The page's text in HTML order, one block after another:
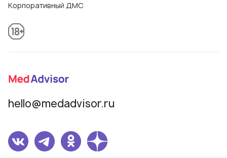
Корпоративный ДМС
hello@medadvisor.ru